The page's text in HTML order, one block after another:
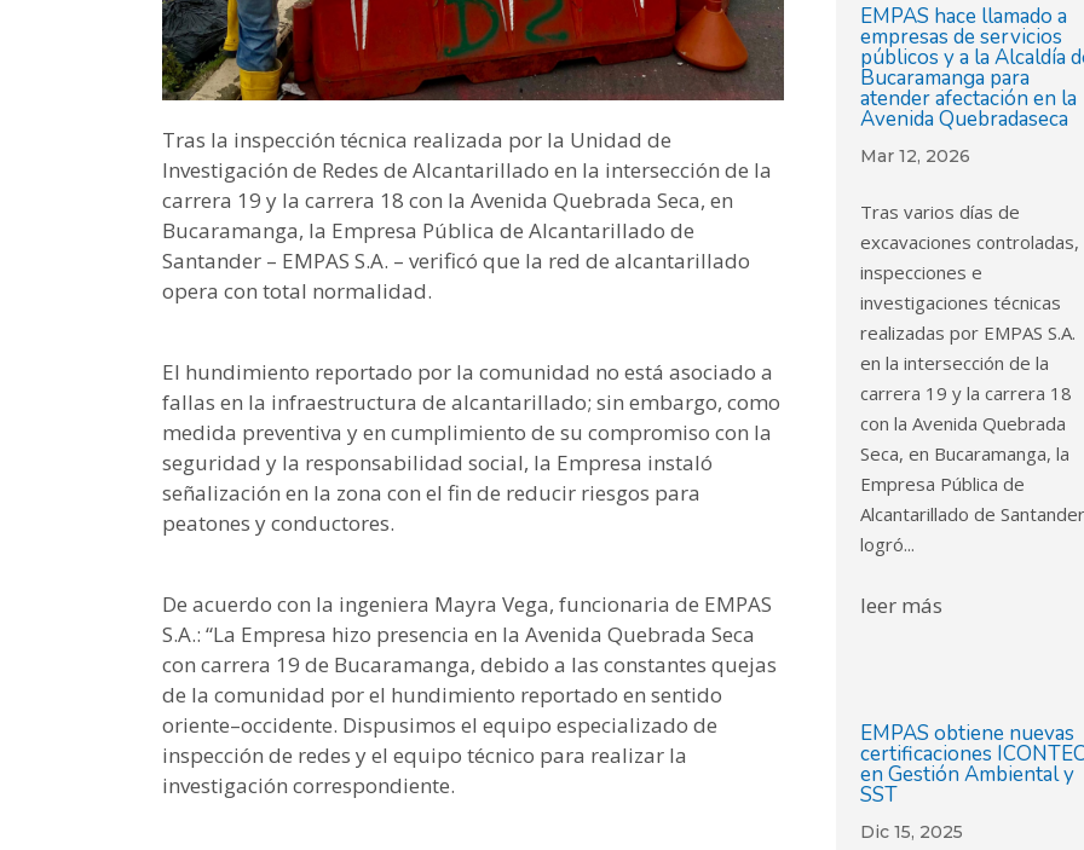
Tras la inspección técnica realizada por la Unidad de
Investigación de Redes de Alcantarillado en la intersección de la
carrera 19 y la carrera 18 con la Avenida Quebrada Seca, en
Bucaramanga, la Empresa Pública de Alcantarillado de
Santander – EMPAS S.A. – verificó que la red de alcantarillado
opera con total normalidad.
El hundimiento reportado por la comunidad no está asociado a
fallas en la infraestructura de alcantarillado; sin embargo, como
medida preventiva y en cumplimiento de su compromiso con la
seguridad y la responsabilidad social, la Empresa instaló
señalización en la zona con el fin de reducir riesgos para
peatones y conductores.
De acuerdo con la ingeniera Mayra Vega, funcionaria de EMPAS
S.A.: “La Empresa hizo presencia en la Avenida Quebrada Seca
con carrera 19 de Bucaramanga, debido a las constantes quejas
de la comunidad por el hundimiento reportado en sentido
oriente–occidente. Dispusimos el equipo especializado de
inspección de redes y el equipo técnico para realizar la
investigación correspondiente.
EMPAS hace llamado a
empresas de servicios
públicos y a la Alcaldía
Bucaramanga para
atender afectación en la
Avenida Quebradaseca
Mar 12, 2026
Tras varios días de
excavaciones controladas,
inspecciones e
investigaciones técnicas
realizadas por EMPAS S.A.
en la intersección de la
carrera 19 y la carrera 18
con la Avenida Quebrada
Seca, en Bucaramanga, la
Empresa Pública de
Alcantarillado de
logró...
leer más
EMPAS obtiene nuevas
certificaciones
en Gestión Ambiental y
SST
Dic 15, 2025